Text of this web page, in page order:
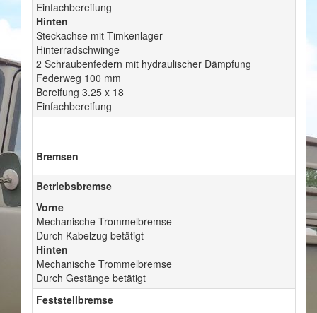
Einfachbereifung
Hinten
Steckachse mit Timkenlager
Hinterradschwinge
2 Schraubenfedern mit hydraulischer Dämpfung
Federweg 100 mm
Bereifung 3.25 x 18
Einfachbereifung
Bremsen
Betriebsbremse
Vorne
Mechanische Trommelbremse
Durch Kabelzug betätigt
Hinten
Mechanische Trommelbremse
Durch Gestänge betätigt
Feststellbremse